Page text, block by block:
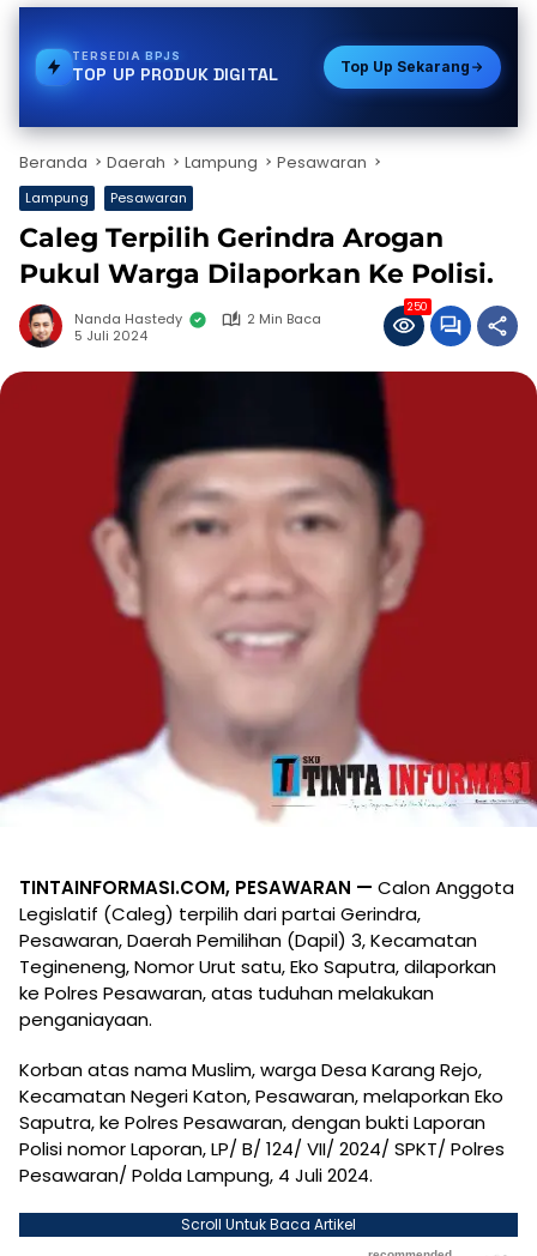
TERSEDIAGAS
TOP UP PRODUK DIGITAL Top Up Sekarang
Beranda Daerah Lampung Pesawaran
Lampung Pesawaran
Caleg Terpilih Gerindra Arogan
Pukul Warga Dilaporkan Ke Polisi.
Nanda Hastedy
2 Min Baca
5 Juli 2024
250
TINTAINFORMASI.COM, PESAWARAN — Calon Anggota
Legislatif (Caleg) terpilih dari partai Gerindra,
Pesawaran, Daerah Pemilihan (Dapil) 3, Kecamatan
Tegineneng, Nomor Urut satu, Eko Saputra, dilaporkan
ke Polres Pesawaran, atas tuduhan melakukan
penganiayaan.
Korban atas nama Muslim, warga Desa Karang Rejo,
Kecamatan Negeri Katon, Pesawaran, melaporkan Eko
Saputra, ke Polres Pesawaran, dengan bukti Laporan
Polisi nomor Laporan, LP/ B/ 124/ VII/ 2024/ SPKT/ Polres
Pesawaran/ Polda Lampung, 4 Juli 2024.
Scroll Untuk Baca Artikel